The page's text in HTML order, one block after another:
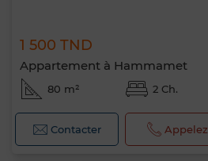
1 500 TND
Appartement à Hammamet
80 m² 2 Ch.
Contacter Appelez